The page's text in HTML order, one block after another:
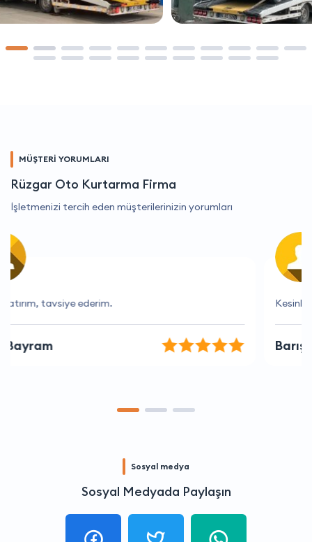
MÜŞTERİ YORUMLARI
Rüzgar Oto Kurtarma Firma
İşletmenizi tercih eden müşterilerinizin yorumları
Kesinlikle memnun kaldım.
Barış Sancar
Sosyal medya
Sosyal Medyada Paylaşın